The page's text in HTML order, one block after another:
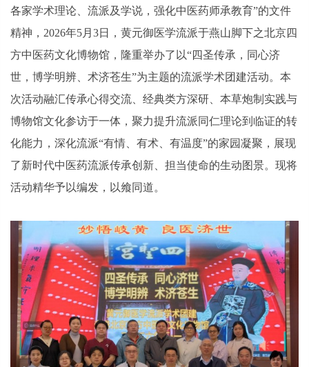
各家学术理论、流派及学说，强化中医药师承教育”的文件
精神，2026年5月3日，黄元御医学流派于燕山脚下之北京四
方中医药文化博物馆，隆重举办了以“四圣传承，同心济
世，博学明辨、术济苍生”为主题的流派学术团建活动。本
次活动融汇传承心得交流、经典类方深研、本草炮制实践与
博物馆文化参访于一体，聚力提升流派同仁理论到临证的转
化能力，深化流派“有情、有术、有温度”的家园凝聚，展现
了新时代中医药流派传承创新、担当使命的生动图景。现将
活动精华予以编发，以飨同道。